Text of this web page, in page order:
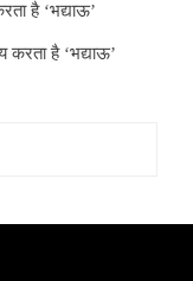
है ‘भद्याऊ’
करता है ‘भद्याऊ’